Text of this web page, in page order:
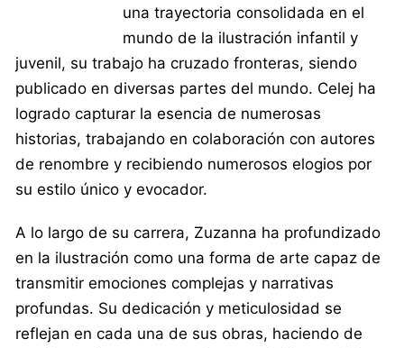
una trayectoria consolidada en el
mundo de la ilustración infantil y
juvenil, su trabajo ha cruzado fronteras, siendo
publicado en diversas partes del mundo. Celej ha
logrado capturar la esencia de numerosas
historias, trabajando en colaboración con autores
de renombre y recibiendo numerosos elogios por
su estilo único y evocador.
A lo largo de su carrera, Zuzanna ha profundizado
en la ilustración como una forma de arte capaz de
transmitir emociones complejas y narrativas
profundas. Su dedicación y meticulosidad se
reflejan en cada una de sus obras, haciendo de